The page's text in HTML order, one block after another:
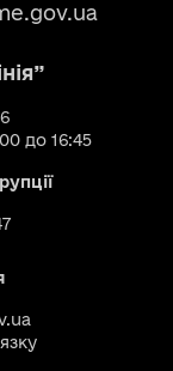
до 16:45